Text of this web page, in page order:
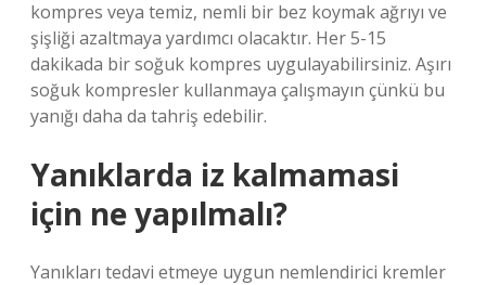
kompres veya temiz, nemli bir bez koymak ağrıyı ve
şişliği azaltmaya yardımcı olacaktır. Her 5-15
dakikada bir soğuk kompres uygulayabilirsiniz. Aşırı
soğuk kompresler kullanmaya çalışmayın çünkü bu
yanığı daha da tahriş edebilir.
Yanıklarda iz kalmamasi
için ne yapılmalı?
Yanıkları tedavi etmeye uygun nemlendirici kremler